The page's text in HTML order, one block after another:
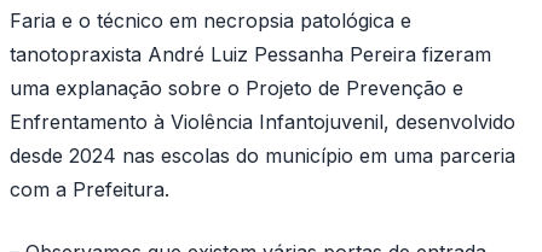
Faria e o técnico em necropsia patológica e
tanotopraxista André Luiz Pessanha Pereira fizeram
uma explanação sobre o Projeto de Prevenção e
Enfrentamento à Violência Infantojuvenil, desenvolvido
desde 2024 nas escolas do município em uma parceria
com a Prefeitura.